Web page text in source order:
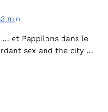
min
… et Pappilons dans le
sex and the city …